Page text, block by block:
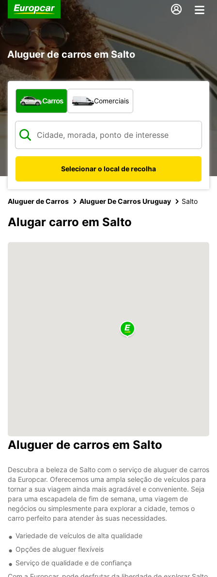
Aluguer de carros em Salto
Que tipo de veículo pretende?
Carros Comerciais
Selecionar o local de recolha
Aluguer de Carros Aluguer De Carros Uruguay Salto
Alugar carro em Salto
Aluguer de carros em Salto
Descubra a beleza de Salto com o serviço de aluguer de carros
da Europcar. Oferecemos uma ampla seleção de veículos para
tornar a sua viagem ainda mais agradável e conveniente. Seja
para uma escapadela de fim de semana, uma viagem de
negócios ou simplesmente para explorar a cidade, temos o
carro perfeito para atender às suas necessidades.
Variedade de veículos de alta qualidade
Opções de aluguer flexíveis
Serviço de qualidade e de confiança